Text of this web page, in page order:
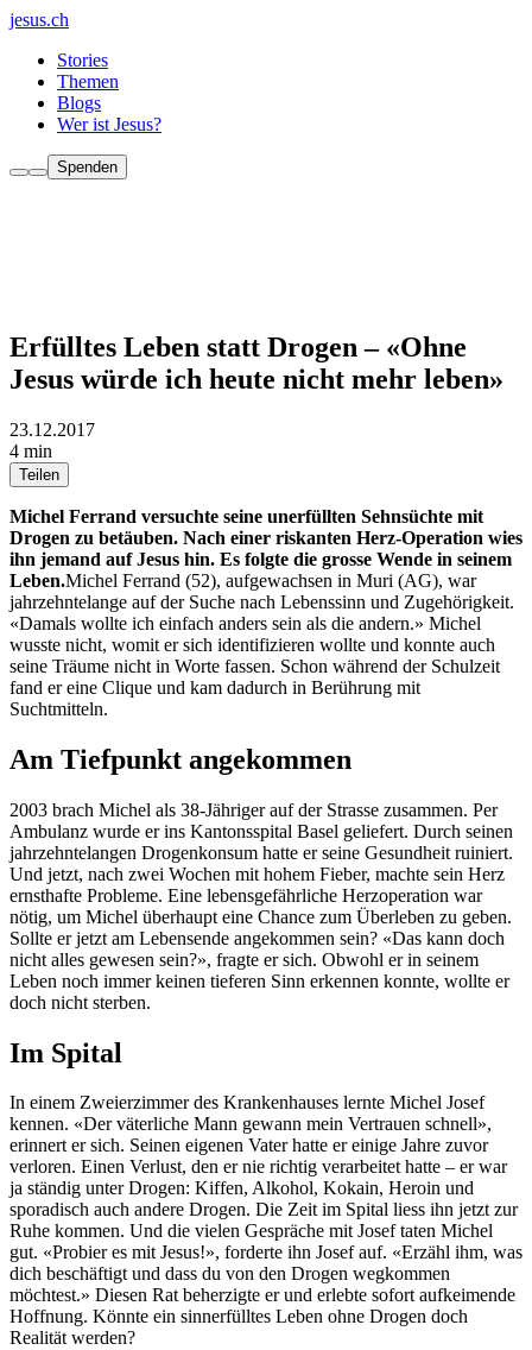
jesus.ch
Stories
Themen
Blogs
Wer ist Jesus?
Spenden
Erfülltes Leben statt Drogen – «Ohne
Jesus würde ich heute nicht mehr leben»
23.12.2017
4 min
Teilen
Michel Ferrand versuchte seine unerfüllten Sehnsüchte mit
Drogen zu betäuben. Nach einer riskanten Herz-Operation wies
ihn jemand auf Jesus hin. Es folgte die grosse Wende in seinem
Leben.Michel Ferrand (52), aufgewachsen in Muri (AG), war
jahrzehntelange auf der Suche nach Lebenssinn und Zugehörigkeit.
«Damals wollte ich einfach anders sein als die andern.» Michel
wusste nicht, womit er sich identifizieren wollte und konnte auch
seine Träume nicht in Worte fassen. Schon während der Schulzeit
fand er eine Clique und kam dadurch in Berührung mit
Suchtmitteln.
Am Tiefpunkt angekommen
2003 brach Michel als 38-Jähriger auf der Strasse zusammen. Per
Ambulanz wurde er ins Kantonsspital Basel geliefert. Durch seinen
jahrzehntelangen Drogenkonsum hatte er seine Gesundheit ruiniert.
Und jetzt, nach zwei Wochen mit hohem Fieber, machte sein Herz
ernsthafte Probleme. Eine lebensgefährliche Herzoperation war
nötig, um Michel überhaupt eine Chance zum Überleben zu geben.
Sollte er jetzt am Lebensende angekommen sein? «Das kann doch
nicht alles gewesen sein?», fragte er sich. Obwohl er in seinem
Leben noch immer keinen tieferen Sinn erkennen konnte, wollte er
doch nicht sterben.
Im Spital
In einem Zweierzimmer des Krankenhauses lernte Michel Josef
kennen. «Der väterliche Mann gewann mein Vertrauen schnell»,
erinnert er sich. Seinen eigenen Vater hatte er einige Jahre zuvor
verloren. Einen Verlust, den er nie richtig verarbeitet hatte – er war
ja ständig unter Drogen: Kiffen, Alkohol, Kokain, Heroin und
sporadisch auch andere Drogen. Die Zeit im Spital liess ihn jetzt zur
Ruhe kommen. Und die vielen Gespräche mit Josef taten Michel
gut. «Probier es mit Jesus!», forderte ihn Josef auf. «Erzähl ihm, was
dich beschäftigt und dass du von den Drogen wegkommen
möchtest.» Diesen Rat beherzigte er und erlebte sofort aufkeimende
Hoffnung. Könnte ein sinnerfülltes Leben ohne Drogen doch
Realität werden?